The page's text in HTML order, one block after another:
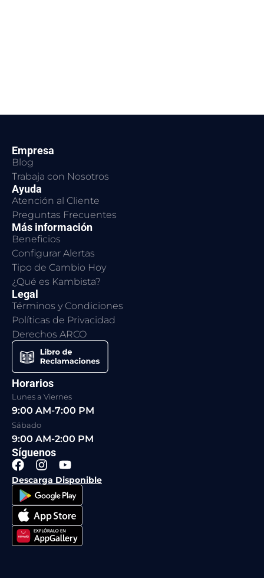
Empresa
Blog
Trabaja con Nosotros
Ayuda
Atención al Cliente
Preguntas Frecuentes
Más información
Beneficios
Configurar Alertas
Tipo de Cambio Hoy
¿Qué es Kambista?
Legal
Términos y Condiciones
Políticas de Privacidad
Derechos ARCO
Horarios
Lunes a Viernes
9:00 AM-7:00 PM
Sábado
9:00 AM-2:00 PM
Síguenos
F
a
c
e
b
o
o
k
I
n
s
t
a
g
r
a
Y
o
u
t
u
b
e
Descarga Disponible